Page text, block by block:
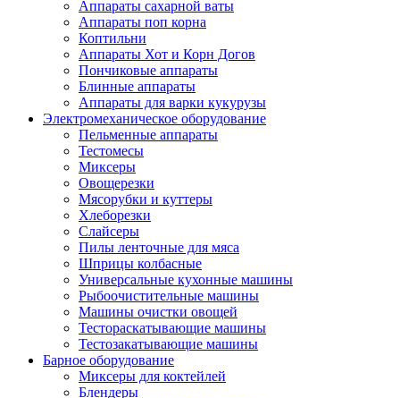
Аппараты сахарной ваты
Аппараты поп корна
Коптильни
Аппараты Хот и Корн Догов
Пончиковые аппараты
Блинные аппараты
Аппараты для варки кукурузы
Электромеханическое оборудование
Пельменные аппараты
Тестомесы
Миксеры
Овощерезки
Мясорубки и куттеры
Хлеборезки
Слайсеры
Пилы ленточные для мяса
Шприцы колбасные
Универсальные кухонные машины
Рыбоочистительные машины
Машины очистки овощей
Тестораскатывающие машины
Тестозакатывающие машины
Барное оборудование
Миксеры для коктейлей
Блендеры